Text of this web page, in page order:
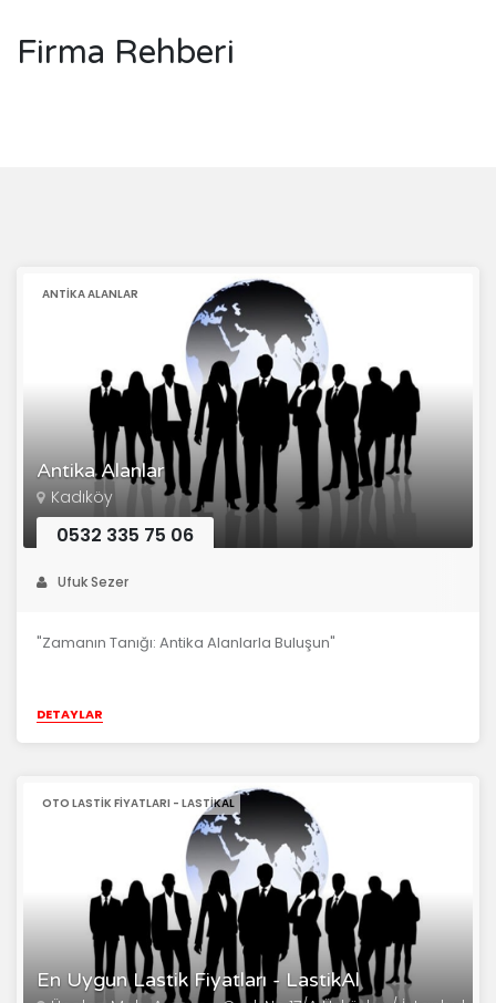
Firma Rehberi
Antika Alanlar
ANTIKA ALANLAR
Kadıköy
0532 335 75 06
Ufuk Sezer
"Zamanın Tanığı: Antika Alanlarla Buluşun"
DETAYLAR
En Uygun Lastik Fiyatları - LastikAl
OTO LASTIK FIYATLARI - LASTIKAL